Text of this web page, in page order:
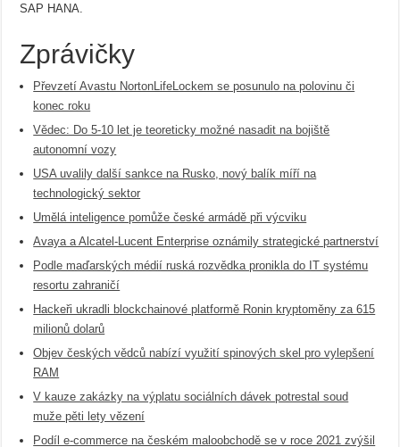
SAP HANA.
Zprávičky
Převzetí Avastu NortonLifeLockem se posunulo na polovinu či
konec roku
Vědec: Do 5-10 let je teoreticky možné nasadit na bojiště
autonomní vozy
USA uvalily další sankce na Rusko, nový balík míří na
technologický sektor
Umělá inteligence pomůže české armádě při výcviku
Avaya a Alcatel-Lucent Enterprise oznámily strategické partnerství
Podle maďarských médií ruská rozvědka pronikla do IT systému
resortu zahraničí
Hackeři ukradli blockchainové platformě Ronin kryptoměny za 615
milionů dolarů
Objev českých vědců nabízí využití spinových skel pro vylepšení
RAM
V kauze zakázky na výplatu sociálních dávek potrestal soud
muže pěti lety vězení
Podíl e-commerce na českém maloobchodě se v roce 2021 zvýšil